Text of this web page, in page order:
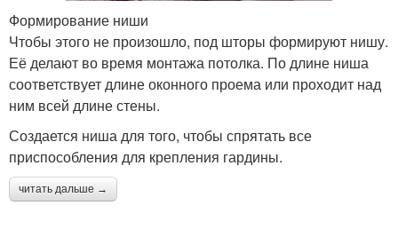
Формирование ниши
Чтобы этого не произошло, под шторы формируют нишу.
Её делают во время монтажа потолка. По длине ниша
соответствует длине оконного проема или проходит над
ним всей длине стены.
Создается ниша для того, чтобы спрятать все
приспособления для крепления гардины.
читать дальше →